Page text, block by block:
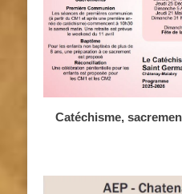
Catéchisme,